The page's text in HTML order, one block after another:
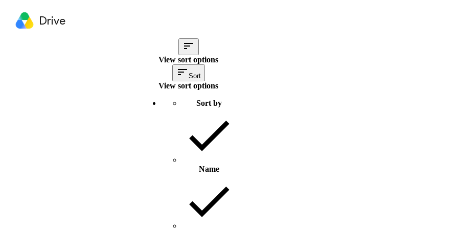
Drive
View sort options
Sort
View sort options
Sort by
Name